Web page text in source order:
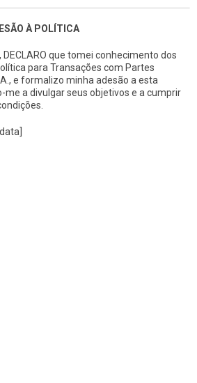
À POLÍTICA
que tomei conhecimento dos
para Transações com Partes
e formalizo minha adesão a esta
a divulgar seus objetivos e a cumprir